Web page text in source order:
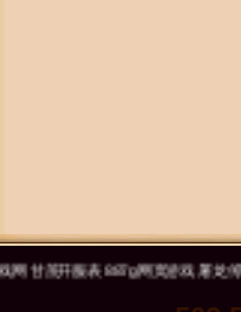
甘蔗开服表 887g网页游戏 屠龙传说